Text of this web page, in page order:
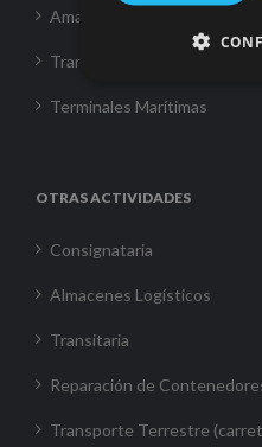
Amarre
Transporte Marítimo
Terminales Marítimas
OTRAS ACTIVIDADES
Consignataria
Almacenes Logísticos
Transitaria
Reparación de
Transporte Terrestre